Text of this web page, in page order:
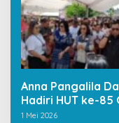
Anna Pangalila
Hadiri HUT ke-85
Langowan
1 Mei 2026